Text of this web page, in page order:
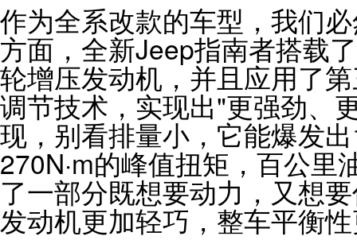
作为全系改款的车型，我们
方面，全新Jeep指南者搭载
轮增压发动机，并且应用了
调节技术，实现出"更强劲、
现，别看排量小，它能爆发
270N·m的峰值扭矩，百公
了一部分既想要动力，又想
发动机更加轻巧，整车平衡